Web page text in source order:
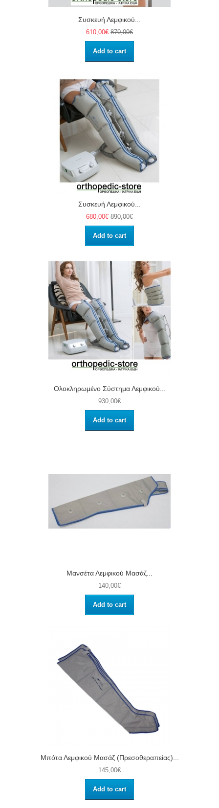
Συσκευή Λεμφικού...
610,00€ 870,00€
Add to cart
Συσκευή Λεμφικού...
680,00€ 890,00€
Add to cart
Ολοκληρωμένο Σύστημα Λεμφικού...
930,00€
Add to cart
Μανσέτα Λεμφικού Μασάζ...
140,00€
Add to cart
Μπότα Λεμφικού Μασάζ (Πρεσοθεραπείας)...
145,00€
Add to cart